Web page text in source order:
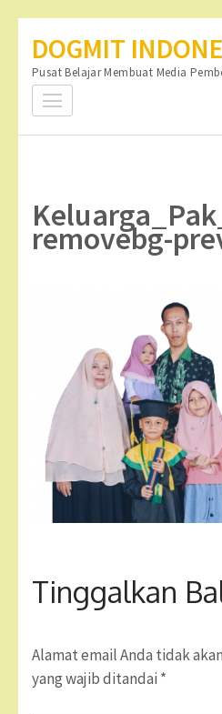
konten
(Tekan
DOGMIT
Pusat Belajar Membuat Media
removebg-
Tinggalkan
Alamat email Anda tidak
yang wajib ditandai *